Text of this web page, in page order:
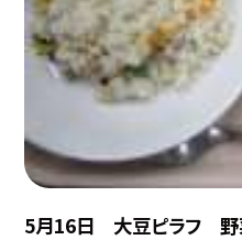
5月16日 大豆ピラフ 野